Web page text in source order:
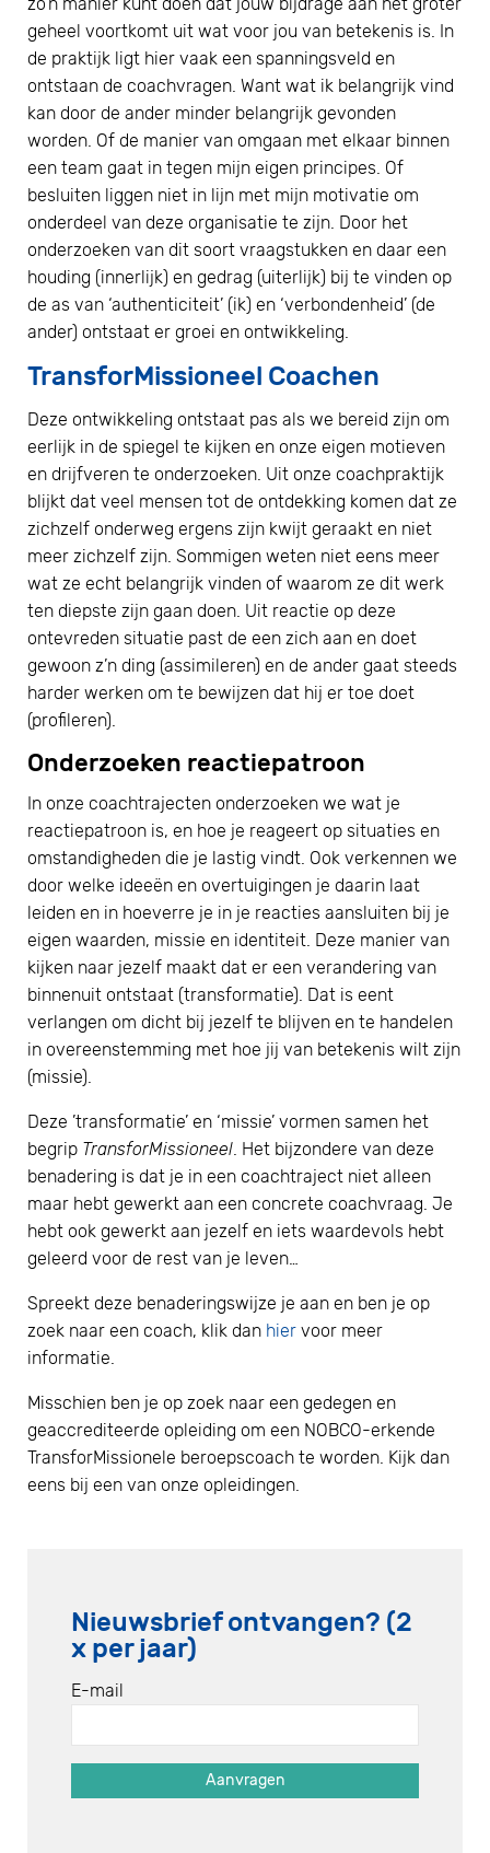
zo’n manier kunt doen dat jouw bijdrage aan het groter
geheel voortkomt uit wat voor jou van betekenis is. In
de praktijk ligt hier vaak een spanningsveld en
ontstaan de coachvragen. Want wat ik belangrijk vind
kan door de ander minder belangrijk gevonden
worden. Of de manier van omgaan met elkaar binnen
een team gaat in tegen mijn eigen principes. Of
besluiten liggen niet in lijn met mijn motivatie om
onderdeel van deze organisatie te zijn. Door het
onderzoeken van dit soort vraagstukken en daar een
houding (innerlijk) en gedrag (uiterlijk) bij te vinden op
de as van ‘authenticiteit’ (ik) en ‘verbondenheid’ (de
ander) ontstaat er groei en ontwikkeling.
TransforMissioneel Coachen
Deze ontwikkeling ontstaat pas als we bereid zijn om
eerlijk in de spiegel te kijken en onze eigen motieven
en drijfveren te onderzoeken. Uit onze coachpraktijk
blijkt dat veel mensen tot de ontdekking komen dat ze
zichzelf onderweg ergens zijn kwijt geraakt en niet
meer zichzelf zijn. Sommigen weten niet eens meer
wat ze echt belangrijk vinden of waarom ze dit werk
ten diepste zijn gaan doen. Uit reactie op deze
ontevreden situatie past de een zich aan en doet
gewoon z’n ding (assimileren) en de ander gaat steeds
harder werken om te bewijzen dat hij er toe doet
(profileren).
Onderzoeken reactiepatroon
In onze coachtrajecten onderzoeken we wat je
reactiepatroon is, en hoe je reageert op situaties en
omstandigheden die je lastig vindt. Ook verkennen we
door welke ideeën en overtuigingen je daarin laat
leiden en in hoeverre je in je reacties aansluiten bij je
eigen waarden, missie en identiteit. Deze manier van
kijken naar jezelf maakt dat er een verandering van
binnenuit ontstaat (transformatie). Dat is eent
verlangen om dicht bij jezelf te blijven en te handelen
in overeenstemming met hoe jij van betekenis wilt zijn
(missie).
Deze ’transformatie’ en ‘missie’ vormen samen het
begrip TransforMissioneel. Het bijzondere van deze
benadering is dat je in een coachtraject niet alleen
maar hebt gewerkt aan een concrete coachvraag. Je
hebt ook gewerkt aan jezelf en iets waardevols hebt
geleerd voor de rest van je leven…
Spreekt deze benaderingswijze je aan en ben je op
zoek naar een coach, klik dan hier voor meer
informatie.
Misschien ben je op zoek naar een gedegen en
geaccrediteerde opleiding om een NOBCO-erkende
TransforMissionele beroepscoach te worden. Kijk dan
eens bij een van onze opleidingen.
Nieuwsbrief ontvangen? (2
x per jaar)
E-mail